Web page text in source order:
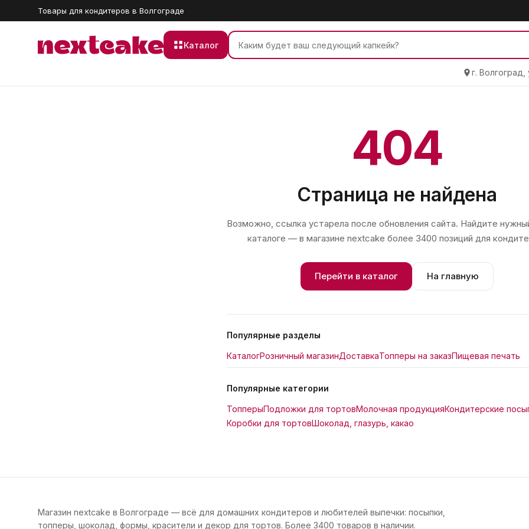
Товары для кондитеров в Волгограде
Каталог
г.
404
Страница не найдена
Возможно, ссылка устарела после обновления сайта. Найдите
каталоге — в магазине nextcake более 3400 позиций для
Перейти в каталог На главную
Популярные разделы
КаталогРозничный магазинДоставкаТопперы на заказПищевая печать
Популярные категории
ТопперыПодложки для тортовМолочная продукцияКондитерские
Коробки для тортовШоколад, глазурь, какао
Магазин nextcake в Волгограде — всё для домашних кондитеров и любителей выпечки: посыпки,
топперы, шоколад, формы, красители и декор для тортов. Более 3400 товаров в наличии.